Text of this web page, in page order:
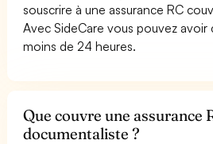
souscrire à une assurance RC
Avec SideCare vous pouvez
moins de 24 heures.
Que couvre une assurance
documentaliste ?